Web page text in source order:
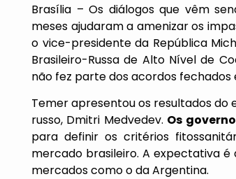
Brasília – Os diálogos que vêm
meses ajudaram a amenizar os
o vice-presidente da República
Brasileiro-Russa de Alto Nível de
não fez parte dos acordos fechados
Temer apresentou os resultados
russo, Dmitri Medvedev. Os
para definir os critérios
mercado brasileiro. A expectativa
mercados como o da Argentina.